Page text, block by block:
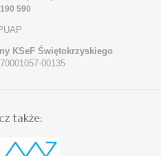
590
KSeF Świętokrzyskiego
00135
także: